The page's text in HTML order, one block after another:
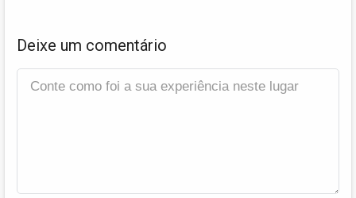
Deixe um comentário